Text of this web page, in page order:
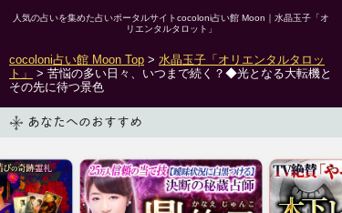
人気の占いを集めた占いポータルサイトcocoloni占い館 Moon｜ 水晶玉子「オ
リエンタルタロット」
cocoloni占い館 Moon Top > 水晶玉子「オリエンタルタロッ
ト」
> 苦悩の多い日々、いつまで続く？◆光となる大転機と
その先に待つ景色
あなたへのおすすめ